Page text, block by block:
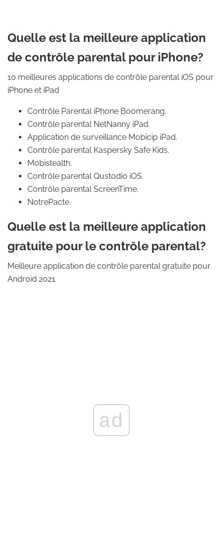
Quelle est la meilleure application
de contrôle parental pour iPhone?
10 meilleures applications de contrôle parental iOS pour
iPhone et iPad
Contrôle Parental iPhone Boomerang.
Contrôle parental NetNanny iPad.
Application de surveillance Mobicip iPad.
Contrôle parental Kaspersky Safe Kids.
Mobistealth.
Contrôle parental Qustodio iOS.
Contrôle parental ScreenTime.
NotrePacte.
Quelle est la meilleure application
gratuite pour le contrôle parental?
Meilleure application de contrôle parental gratuite pour
Android 2021
ad